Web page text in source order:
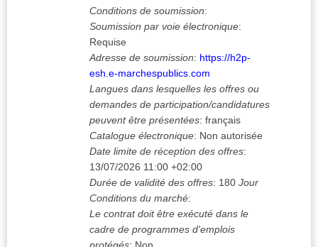
Conditions de soumission:
Soumission par voie électronique:
Requise
Adresse de soumission: https://h2p-
esh.e-marchespublics.com
Langues dans lesquelles les offres ou
demandes de participation/candidatures
peuvent être présentées: français
Catalogue électronique: Non autorisée
Date limite de réception des offres:
13/07/2026 11:00 +02:00
Durée de validité des offres: 180 Jour
Conditions du marché:
Le contrat doit être exécuté dans le
cadre de programmes d'emplois